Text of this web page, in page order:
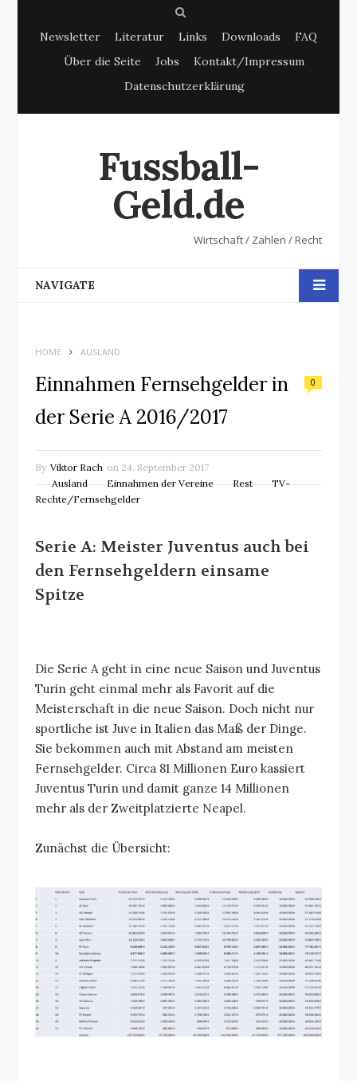
e
r
Newsletter Literatur Links Downloads
FAQ
Über die Seite
Jobs
Kontakt/Impressum
Datenschutzerklärung
Fussball-
Geld.de
Wirtschaft / Zahlen / Recht
NAVIGATE
HOME AUSLAND
Einnahmen Fernsehgelder in
der Serie A 2016/2017
0
By Viktor Rach on 24. September 2017
Ausland
Einnahmen der Vereine Rest
TV-
Rechte/Fernsehgelder
Serie A: Meister Juventus auch bei
den Fernsehgeldern einsame
Spitze
Die Serie A geht in eine neue Saison und Juventus
Turin geht einmal mehr als Favorit auf die
Meisterschaft in die neue Saison. Doch nicht nur
sportliche ist Juve in Italien das Maß der Dinge.
Sie bekommen auch mit Abstand am meisten
Fernsehgelder. Circa 81 Millionen Euro kassiert
Juventus Turin und damit ganze 14 Millionen
mehr als der Zweitplatzierte Neapel.
Zunächst die Übersicht: